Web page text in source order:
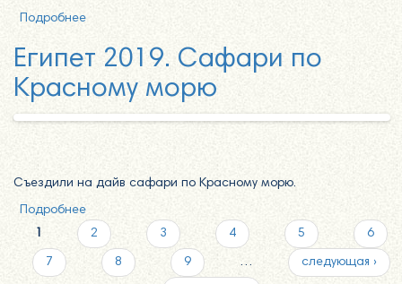
Подробнее
Египет 2019. Сафари по
Красному морю
Съездили на дайв сафари по Красному морю.
Подробнее
Страницы
1 2 3 4 5 6
7 8 9 … следующая ›